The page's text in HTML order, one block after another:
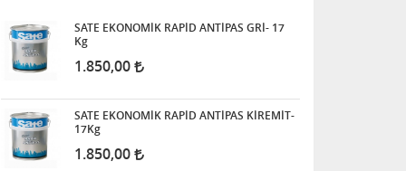
SATE EKONOMİK RAPİD ANTİPAS GRİ- 17
Kg
1.850,00
SATE EKONOMİK RAPİD ANTİPAS KİREMİT-
17Kg
1.850,00